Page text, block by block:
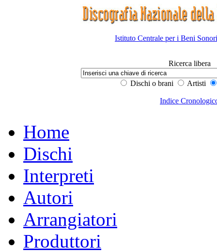
Istituto Centrale per i Beni
Ricerca libera
Dischi o brani Artisti
Indice
Home
Dischi
Interpreti
Autori
Arrangiatori
Produttori